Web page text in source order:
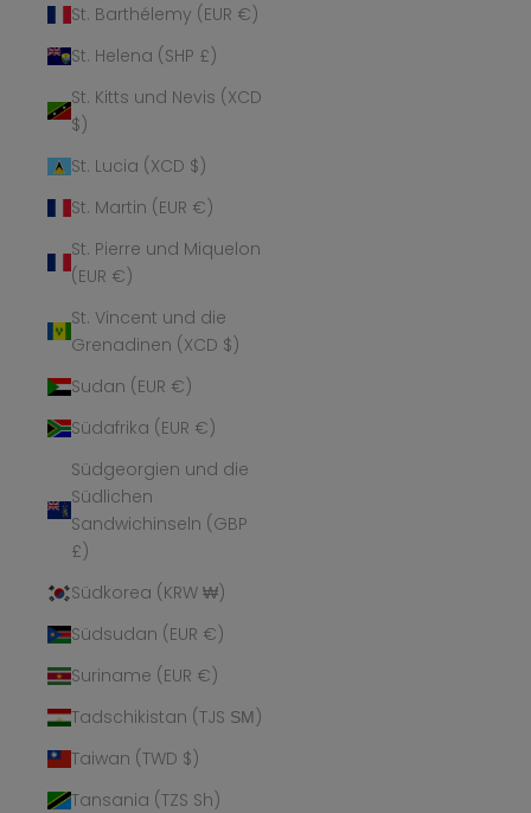
St. Barthélemy (EUR €)
St. Helena (SHP £)
St. Kitts und Nevis (XCD
$)
St. Lucia (XCD $)
St. Martin (EUR €)
St. Pierre und Miquelon
(EUR €)
St. Vincent und die
Grenadinen (XCD $)
Sudan (EUR €)
Südafrika (EUR €)
Südgeorgien und die
Südlichen
Sandwichinseln (GBP
£)
Südkorea (KRW ₩)
Südsudan (EUR €)
Suriname (EUR €)
Tadschikistan (TJS ЅМ)
Taiwan (TWD $)
Tansania (TZS Sh)